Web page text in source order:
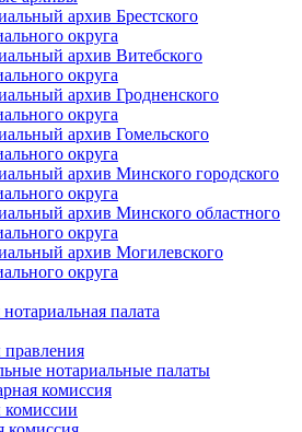
архив Брестского
округа
архив Витебского
округа
архив Гродненского
округа
архив Гомельского
округа
архив Минского городского
округа
архив Минского областного
округа
архив Могилевского
округа
палата
нотариальные палаты
комиссия